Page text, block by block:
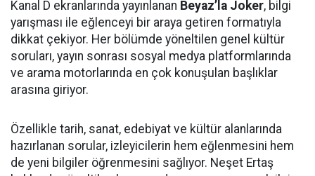
Kanal D ekranlarında yayınlanan Beyaz’la Joker, bilgi
yarışması ile eğlenceyi bir araya getiren formatıyla
dikkat çekiyor. Her bölümde yöneltilen genel kültür
soruları, yayın sonrası sosyal medya platformlarında
ve arama motorlarında en çok konuşulan başlıklar
arasına giriyor.
Özellikle tarih, sanat, edebiyat ve kültür alanlarında
hazırlanan sorular, izleyicilerin hem eğlenmesini hem
de yeni bilgiler öğrenmesini sağlıyor. Neşet Ertaş